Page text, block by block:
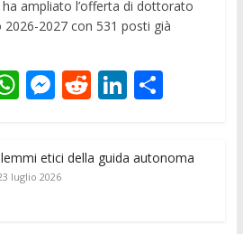
ha ampliato l’offerta di dottorato
2026-2027 con 531 posti già
W
s
M
ss
e
R
di
Li
e
C
di
etici della guida autonoma
luglio 2026